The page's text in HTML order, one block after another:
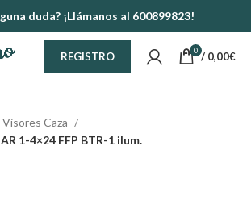
duda? ¡Llámanos al 600899823!
REGISTRO 0 / 0,00€
Visores Caza
1-4×24 FFP BTR-1 ilum.